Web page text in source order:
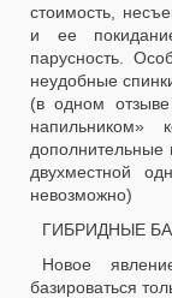
стоимость,
и ее
парусность.
неудобные
(в одном
напильником»
дополнительные
двухместной
невозможно)
ГИБРИДНЫЕ
Новое
базироваться